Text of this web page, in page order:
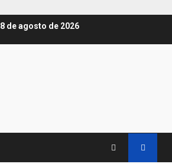
8 de agosto de 2026